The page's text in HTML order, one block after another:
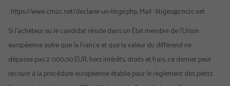
: https://www.cm2c.net/declarer-un-litige.php, Mail : litiges@cm2c.net.
Si l’acheteur ou le candidat réside dans un État membre de l’Union
européenne autre que la France et que la valeur du différend ne
dépasse pas 2 000,00 EUR, hors intérêts, droits et frais, ce dernier peut
recourir à la procédure européenne établie pour le règlement des petits